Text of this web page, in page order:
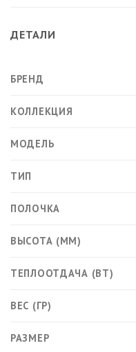
ДЕТАЛИ
БРЕНД
КОЛЛЕКЦИЯ
МОДЕЛЬ
ТИП
ПОЛОЧКА
ВЫСОТА (ММ)
ТЕПЛООТДАЧА (ВТ)
ВЕС (ГР)
РАЗМЕР